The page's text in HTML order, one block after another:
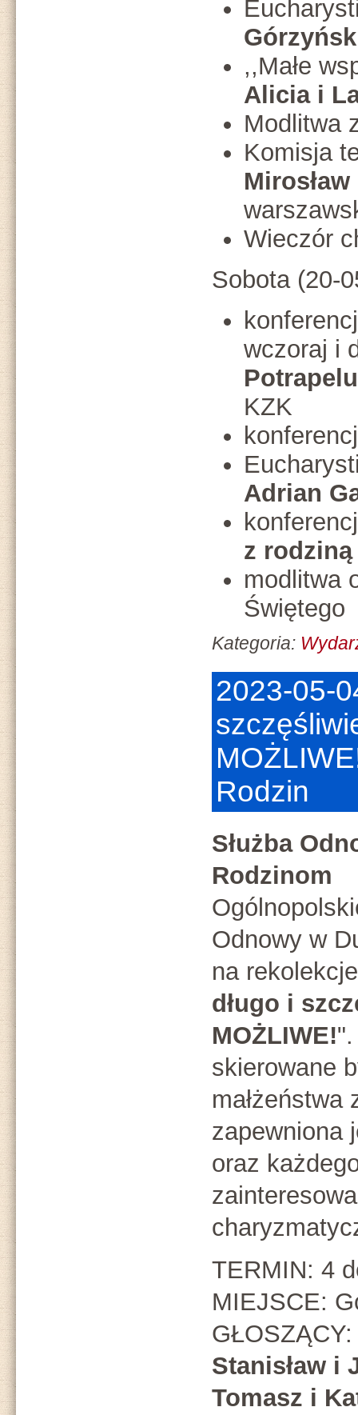
,,Małe
Alicia i
Modlitwa
Komisja
Wieczór
Sobota (20-
wczoraj i
KZK
Adrian
z rodziną
modlitwa
Świętego
Kategoria:
2023-05-
Rodzin
Służba
Rodzinom
Odnowy w
na
długo i
MOŻLIWE!
skierowane
zapewniona
oraz
TERMIN: 4
MIEJSCE:
Stanisław i
Tomasz i